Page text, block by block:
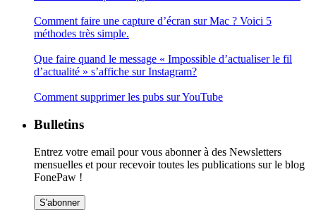
Comment faire une capture d’écran sur Mac ? Voici 5
méthodes très simple.
Que faire quand le message « Impossible d’actualiser le fil
d’actualité » s’affiche sur Instagram?
Comment supprimer les pubs sur YouTube
Bulletins
Entrez votre email pour vous abonner à des Newsletters
mensuelles et pour recevoir toutes les publications sur le blog
FonePaw !
S'abonner